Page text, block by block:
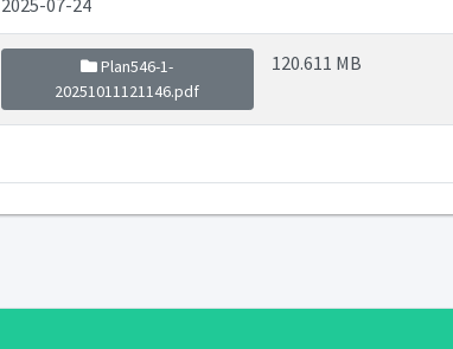
2025-07-24
Plan546-1-
20251011121146.pdf
120.611 MB